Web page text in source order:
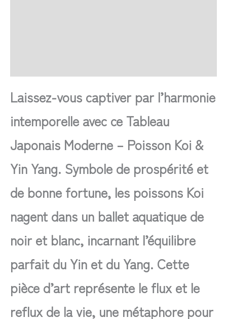
Laissez-vous captiver par l’harmonie
intemporelle avec ce Tableau
Japonais Moderne – Poisson Koi &
Yin Yang. Symbole de prospérité et
de bonne fortune, les poissons Koi
nagent dans un ballet aquatique de
noir et blanc, incarnant l’équilibre
parfait du Yin et du Yang. Cette
pièce d’art représente le flux et le
reflux de la vie, une métaphore pour